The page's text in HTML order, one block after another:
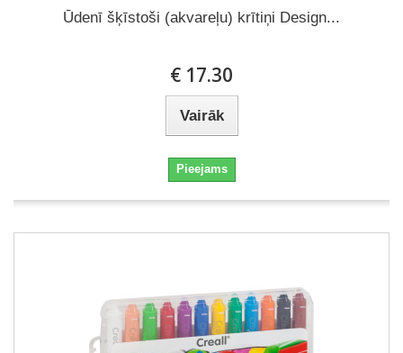
Ūdenī šķīstoši (akvareļu) krītiņi Design...
€ 17.30
Vairāk
Pieejams